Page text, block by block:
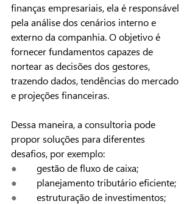
finanças empresariais, ela é responsável
pela análise dos cenários interno e
externo da companhia. O objetivo é
fornecer fundamentos capazes de
nortear as decisões dos gestores,
trazendo dados, tendências do mercado
e projeções financeiras.
Dessa maneira, a consultoria pode
propor soluções para diferentes
desafios, por exemplo:
● gestão de fluxo de caixa;
● planejamento tributário eficiente;
● estruturação de investimentos;